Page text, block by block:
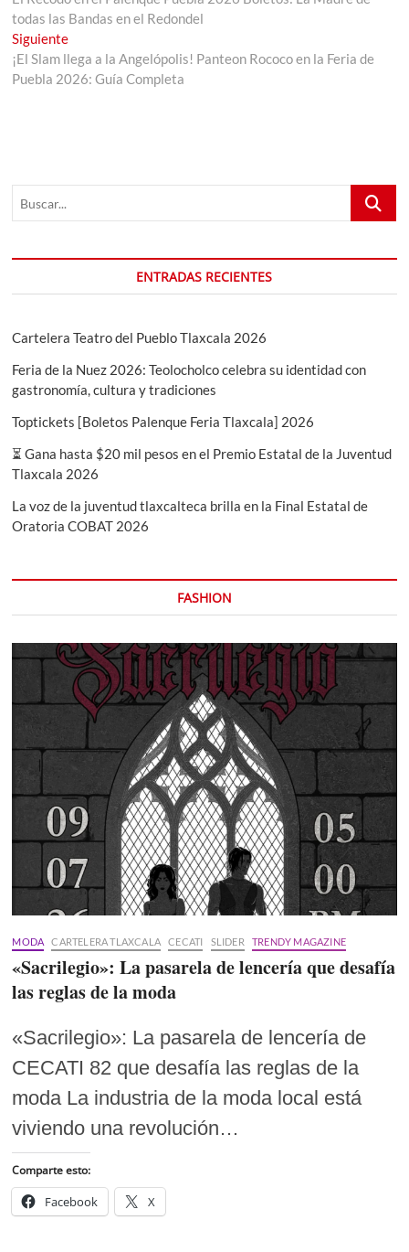
de
entradas
todas las Bandas en el Redondel
SiguienteEntrada
siguiente:
¡El Slam llega a la Angelópolis! Panteon Rococo en la Feria de
Puebla 2026: Guía Completa
Buscar...
ENTRADAS RECIENTES
Cartelera Teatro del Pueblo Tlaxcala 2026
Feria de la Nuez 2026: Teolocholco celebra su identidad con
gastronomía, cultura y tradiciones
Toptickets [Boletos Palenque Feria Tlaxcala] 2026
⏳ Gana hasta $20 mil pesos en el Premio Estatal de la Juventud
Tlaxcala 2026
La voz de la juventud tlaxcalteca brilla en la Final Estatal de
Oratoria COBAT 2026
FASHION
MODA CARTELERA TLAXCALA CECATI SLIDER TRENDY MAGAZINE
«Sacrilegio»: La pasarela de lencería que desafía
las reglas de la moda
«Sacrilegio»: La pasarela de lencería de
CECATI 82 que desafía las reglas de la
moda La industria de la moda local está
viviendo una revolución…
Comparte esto:
Facebook X